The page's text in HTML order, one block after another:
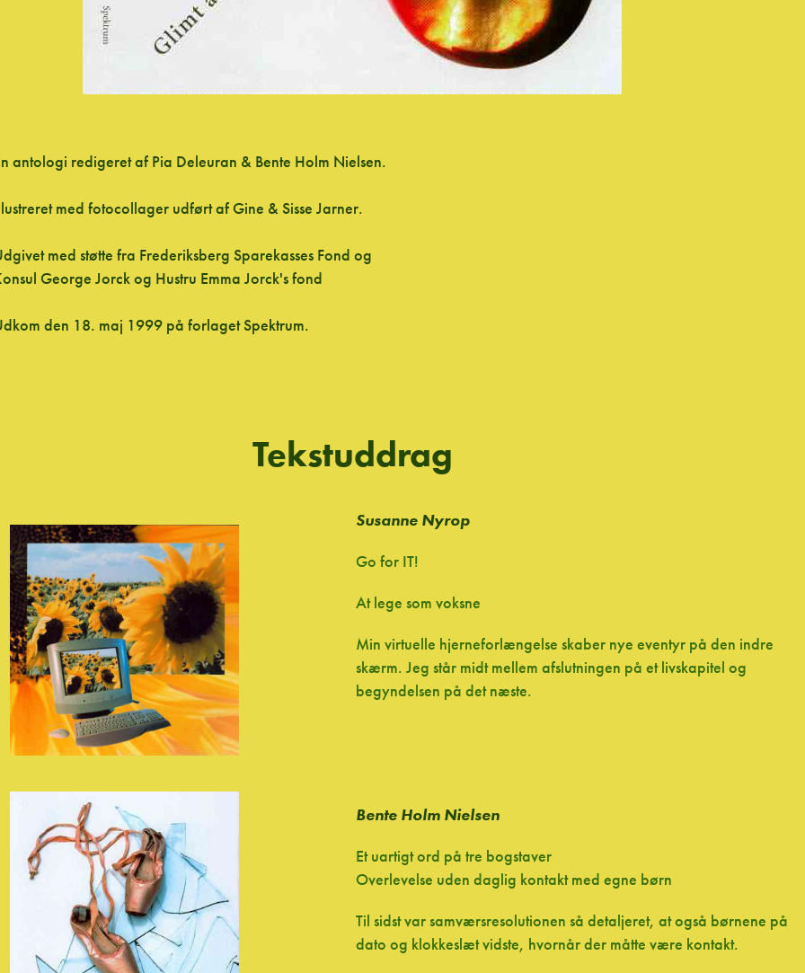
antologi redigeret af Pia Deleuran & Bente Holm Nielsen.
med fotocollager udført af Gine & Sisse Jarner.
med støtte fra Frederiksberg Sparekasses Fond og
George Jorck og Hustru Emma Jorck's fond
den 18. maj 1999 på forlaget Spektrum.
Tekstuddrag
Susanne Nyrop
Go for IT!
At lege som voksne
Min virtuelle hjerneforlængelse skaber nye eventyr på den indre
skærm. Jeg står midt mellem afslutningen på et livskapitel og
begyndelsen på det næste.
Bente Holm Nielsen
Et uartigt ord på tre bogstaver
Overlevelse uden daglig kontakt med egne børn
Til sidst var samværsresolutionen så detaljeret, at også børnene på
dato og klokkeslæt vidste, hvornår der måtte være kontakt.